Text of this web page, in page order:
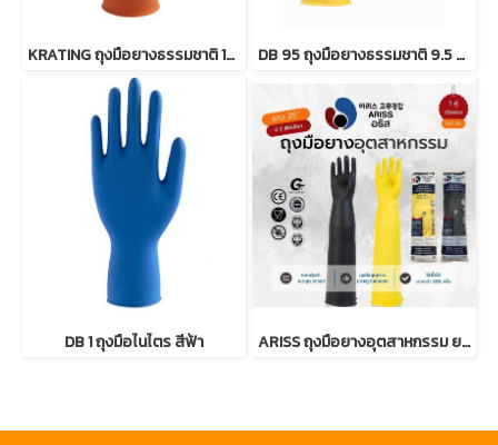
KRATING ถุงมือยางธรรมชาติ 13 นิ้ว DB 95 ถุงมือยางธรรมชาติ 9.5 นิ้ว
DB 1 ถุงมือไนไตร สีฟ้า ARISS ถุงมือยางอุตสาหกรรม ยาว 25 นิ้ว size XL